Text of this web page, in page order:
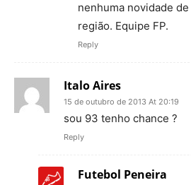
nenhuma novidade
região. Equipe FP.
Reply
Italo Aires
15 de outubro de 2013 At 20:19
sou 93 tenho chance ?
Reply
Futebol Peneira